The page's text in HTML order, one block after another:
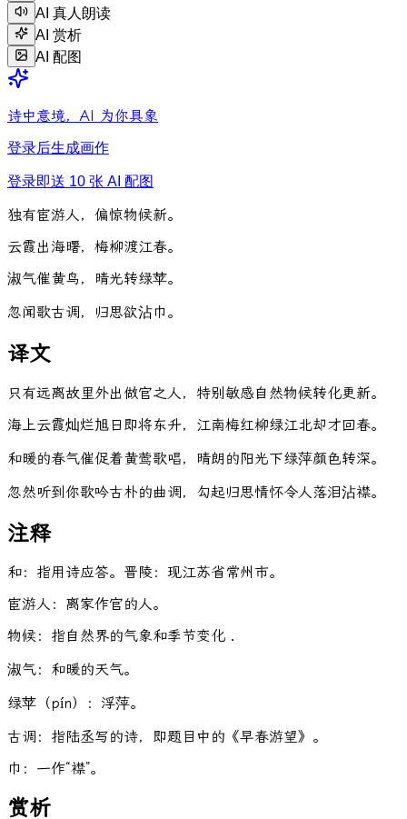
AI 真人朗读
AI 赏析
AI 配图
诗中意境，AI 为你具象
登录后生成画作
登录即送 10 张 AI 配图
独有宦游人， 偏惊物候新。
云霞出 海曙， 梅柳渡江春。
淑气催黄鸟 ， 晴光转绿苹。
忽闻歌古调， 归思欲沾巾 。
译文
只有远离故里外出做官之人，特别敏感自然物候转化更新。
海上云霞灿烂旭日即将东升，江南梅红柳绿江北却才回春。
和暖的春气催促着黄莺歌唱，晴朗的阳光下绿萍颜色转深。
忽然听到你歌吟古朴的曲调，勾起归思情怀令人落泪沾襟。
注释
和：指用诗应答。晋陵：现江苏省常州市。
宦游人：离家作官的人。
物候：指自然界的气象和季节变化．
淑气：和暖的天气。
绿苹（pín）：浮萍。
古调：指陆丞写的诗，即题目中的《早春游望》。
巾：一作“襟”。
赏析